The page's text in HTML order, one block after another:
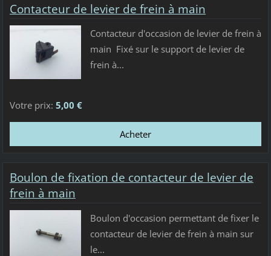
Contacteur de levier de frein à main
Contacteur d'occasion de levier de frein à
main Fixé sur le support de levier de
frein à...
Votre prix: 5,00 €
Boulon de fixation de contacteur de levier de
frein à main
Boulon d'occasion permettant de fixer le
contacteur de levier de frein à main sur
le...